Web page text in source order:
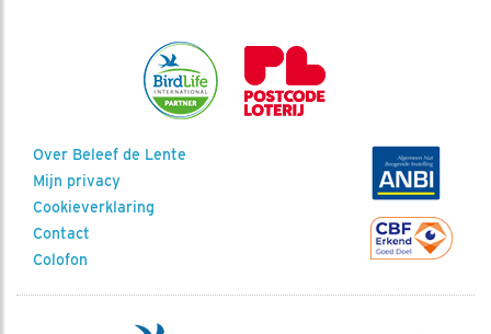
Over Beleef de Lente
Mijn privacy
Cookieverklaring
Contact
Colofon